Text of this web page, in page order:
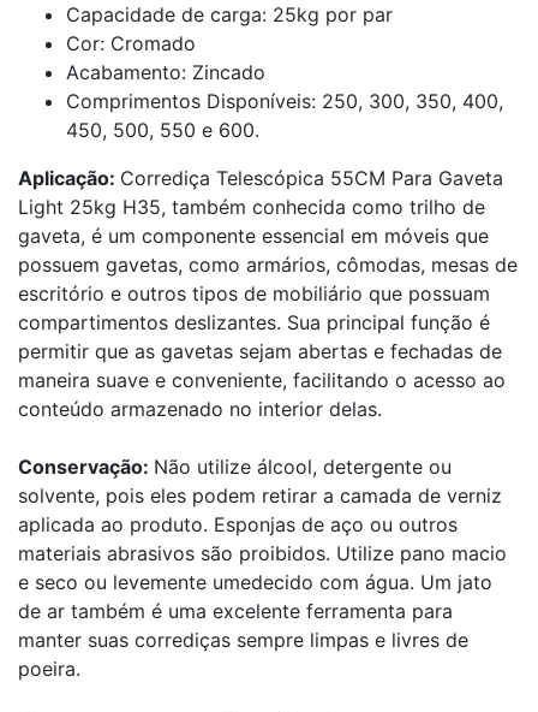
Capacidade de carga: 25kg por par
Cor: Cromado
Acabamento: Zincado
Comprimentos Disponíveis: 250, 300, 350, 400,
450, 500, 550 e 600.
Aplicação: Corrediça Telescópica 55CM Para Gaveta
Light 25kg H35, também conhecida como trilho de
gaveta, é um componente essencial em móveis que
possuem gavetas, como armários, cômodas, mesas de
escritório e outros tipos de mobiliário que possuam
compartimentos deslizantes. Sua principal função é
permitir que as gavetas sejam abertas e fechadas de
maneira suave e conveniente, facilitando o acesso ao
conteúdo armazenado no interior delas.
Conservação: Não utilize álcool, detergente ou
solvente, pois eles podem retirar a camada de verniz
aplicada ao produto. Esponjas de aço ou outros
materiais abrasivos são proibidos. Utilize pano macio
e seco ou levemente umedecido com água. Um jato
de ar também é uma excelente ferramenta para
manter suas corrediças sempre limpas e livres de
poeira.